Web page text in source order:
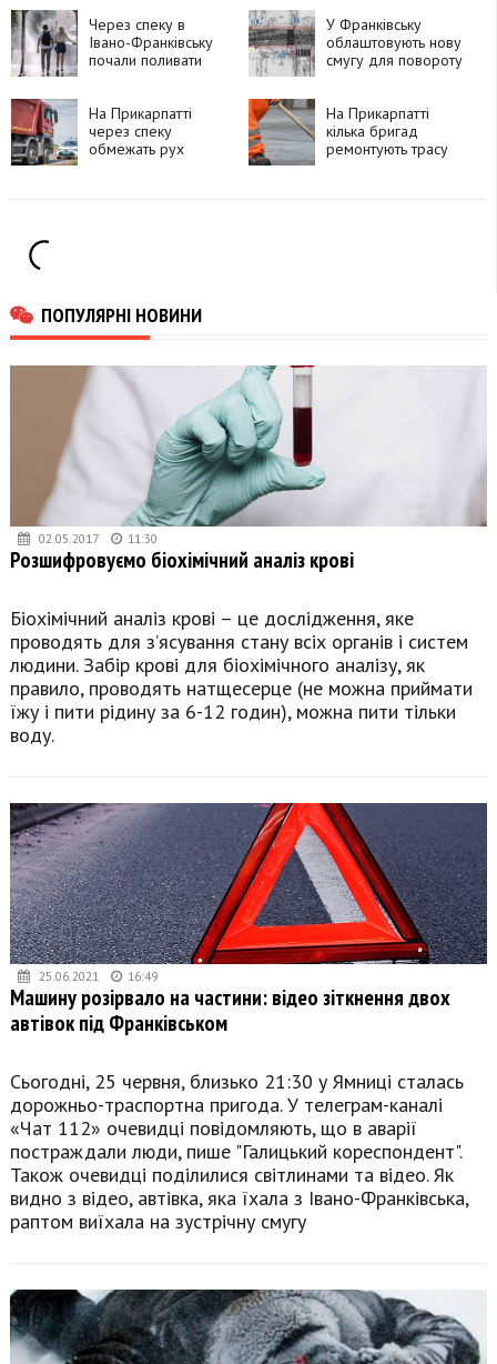
Через спеку в
Івано-Франківську
почали поливати
У Франківську
облаштовують нову
смугу для повороту
На Прикарпатті
через спеку
обмежать рух
На Прикарпатті
кілька бригад
ремонтують трасу
ПОПУЛЯРНІ НОВИНИ
02.05.2017 11:30
Розшифровуємо біохімічний аналіз крові
Біохімічний аналіз крові – це дослідження, яке
проводять для з’ясування стану всіх органів і систем
людини. Забір крові для біохімічного аналізу, як
правило, проводять натщесерце (не можна приймати
їжу і пити рідину за 6-12 годин), можна пити тільки
воду.
25.06.2021 16:49
Машину розірвало на частини: відео зіткнення двох
автівок під Франківськом
Сьогодні, 25 червня, близько 21:30 у Ямниці сталась
дорожньо-траспортна пригода. У телеграм-каналі
«Чат 112» очевидці повідомляють, що в аварії
постраждали люди, пише "Галицький кореспондент".
Також очевидці поділилися світлинами та відео. Як
видно з відео, автівка, яка їхала з Івано-Франківська,
раптом виїхала на зустрічну смугу